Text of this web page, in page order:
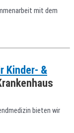
mit dem
Kinder- &
bieten wir